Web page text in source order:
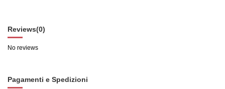
Reviews(0)
No reviews
Pagamenti e Spedizioni